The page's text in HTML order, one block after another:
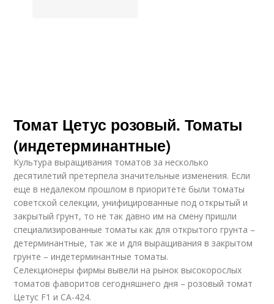
Томат Цетус розовый. Томаты
(индетерминантные)
Культура выращивания томатов за несколько
десятилетий претерпела значительные изменения. Если
еще в недалеком прошлом в приоритете были томаты
советской селекции, унифицированные под открытый и
закрытый грунт, то не так давно им на смену пришли
специализированные томаты как для открытого грунта –
детерминантные, так же и для выращивания в закрытом
грунте – индетерминантные томаты.
Селекционеры фирмы вывели на рынок высокорослых
томатов фаворитов сегодняшнего дня – розовый томат
Цетус F1 и СА-424.